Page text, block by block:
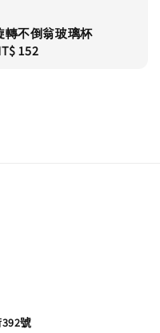
轉不倒翁玻璃杯
152
號